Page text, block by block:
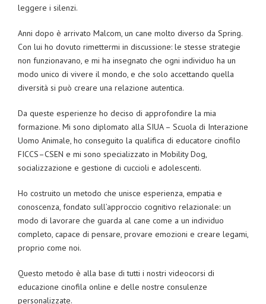
leggere i silenzi.
Anni dopo è arrivato Malcom, un cane molto diverso da Spring.
Con lui ho dovuto rimettermi in discussione: le stesse strategie
non funzionavano, e mi ha insegnato che ogni individuo ha un
modo unico di vivere il mondo, e che solo accettando quella
diversità si può creare una relazione autentica.
Da queste esperienze ho deciso di approfondire la mia
formazione. Mi sono diplomato alla SIUA – Scuola di Interazione
Uomo Animale, ho conseguito la qualifica di educatore cinofilo
FICCS–CSEN e mi sono specializzato in Mobility Dog,
socializzazione e gestione di cuccioli e adolescenti.
Ho costruito un metodo che unisce esperienza, empatia e
conoscenza, fondato sull’approccio cognitivo relazionale: un
modo di lavorare che guarda al cane come a un individuo
completo, capace di pensare, provare emozioni e creare legami,
proprio come noi.
Questo metodo è alla base di tutti i nostri videocorsi di
educazione cinofila online e delle nostre consulenze
personalizzate.